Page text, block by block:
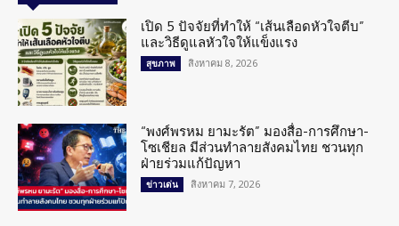
เปิด 5 ปัจจัยที่ทำให้ “เส้นเลือดหัวใจตีบ”
และวิธีดูแลหัวใจให้แข็งแรง
สุขภาพ สิงหาคม 8, 2026
“พงศ์พรหม ยามะรัต” มองสื่อ-การศึกษา-
โซเชียล มีส่วนทำลายสังคมไทย ชวนทุก
ฝ่ายร่วมแก้ปัญหา
ข่าวเด่น สิงหาคม 7, 2026